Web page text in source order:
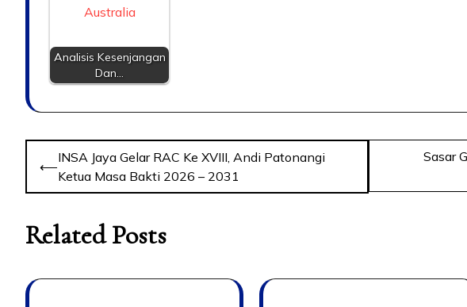
Analisis Kesenjangan
Dan…
⟵
INSA Jaya Gelar RAC Ke XVIII, Andi Patonangi
Ketua Masa Bakti 2026 – 2031
Sasar
Related Posts